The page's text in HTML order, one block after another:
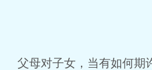
父母对子女，当有如何期